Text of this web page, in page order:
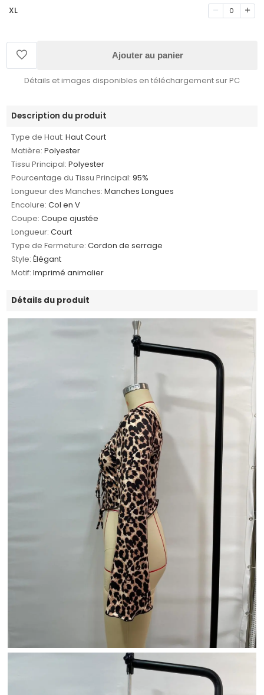
XL 0
Ajouter au panier
Détails et images disponibles en téléchargement sur PC
Description du produit
Type de Haut: Haut Court
Matière: Polyester
Tissu Principal: Polyester
Pourcentage du Tissu Principal: 95%
Longueur des Manches: Manches Longues
Encolure: Col en V
Coupe: Coupe ajustée
Longueur: Court
Type de Fermeture: Cordon de serrage
Style: Élégant
Motif: Imprimé animalier
Détails du produit